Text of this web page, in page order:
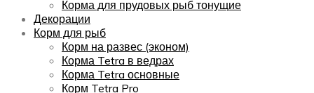
Корма для прудовых рыб тонущие
Декорации
Корм для рыб
Корм на развес (эконом)
Корма Tetra в ведрах
Корма Tetra основные
Корм Tetra Pro